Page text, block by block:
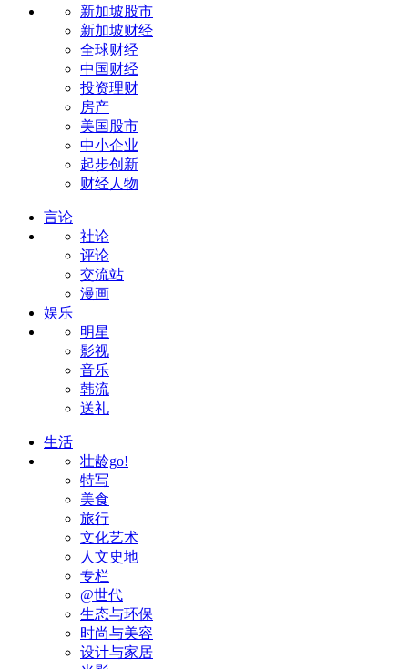
新加坡股市
新加坡财经
全球财经
中国财经
投资理财
房产
美国股市
中小企业
起步创新
财经人物
言论
社论
评论
交流站
漫画
娱乐
明星
影视
音乐
韩流
送礼
生活
壮龄go!
特写
美食
旅行
文化艺术
人文史地
专栏
@世代
生态与环保
时尚与美容
设计与家居